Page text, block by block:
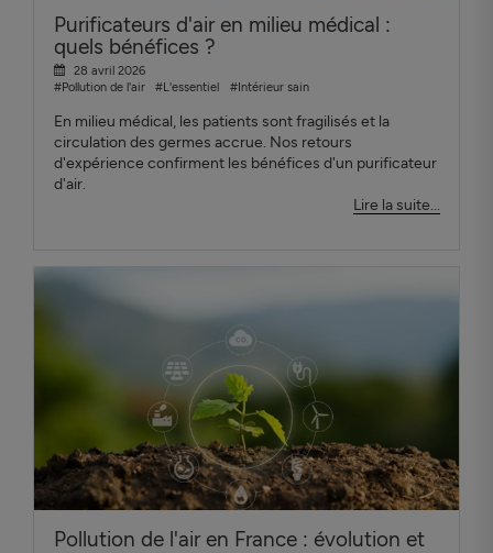
Purificateurs d'air en milieu médical :
quels bénéfices ?
28 avril 2026
#Pollution de l'air
#L'essentiel #Intérieur sain
En milieu médical, les patients sont fragilisés et la
circulation des germes accrue. Nos retours
d'expérience confirment les bénéfices d'un purificateur
d'air.
Lire la suite...
Pollution de l'air en France : évolution et